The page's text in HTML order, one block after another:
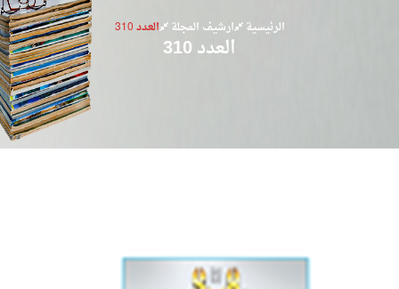
الرئيسية ارشيف المجلة العدد 310
العدد 310